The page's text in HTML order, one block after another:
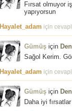
Fırsat olmuyor
yapıyorsun
Hayalet_adam için
Gümüş için
Sağol Kerim.
Hayalet_adam için
Gümüş için
Daha iyi